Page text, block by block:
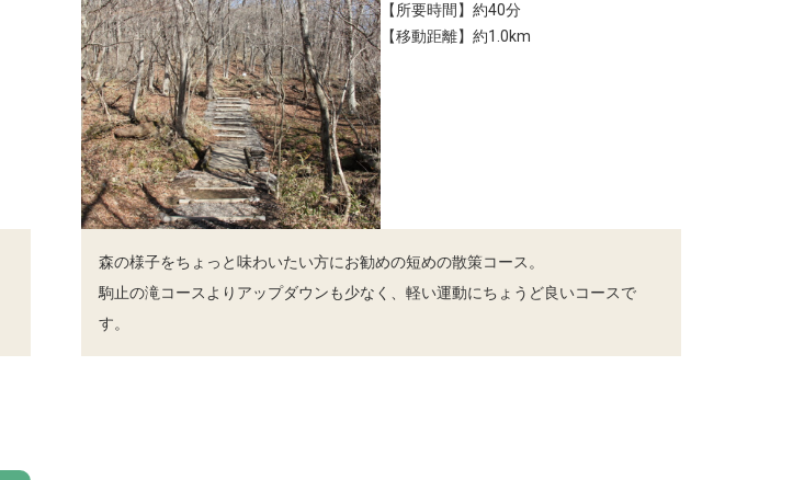
【所要時間】約40分
【移動距離】約1.0km
森の様子をちょっと味わいたい方にお勧めの短めの散策コース。
駒止の滝コースよりアップダウンも少なく、軽い運動にちょうど良いコースで
す。